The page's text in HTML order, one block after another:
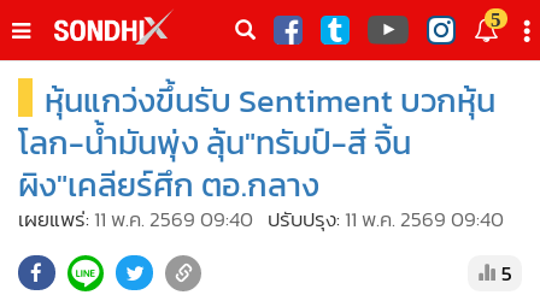
ดต
5
หน้าหลัก
SondhiX
•
• World Talk
• ผู้เฒ่าเล่าเรื่อง
หุ้นแกว่งขึ้นรับ Sentiment บวกหุ้น
โลก-น้ำมันพุ่ง ลุ้น"ทรัมป์-สี จิ้น
ผิง"เคลียร์ศึก ตอ.กลาง
เผยแพร่: 11 พ.ค. 2569 09:40 ปรับปรุง: 11 พ.ค. 2569 09:40
5